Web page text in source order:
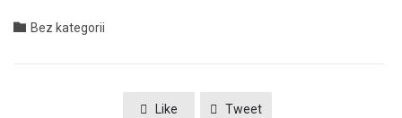
 Category
Bez kategorii
Like Tweet